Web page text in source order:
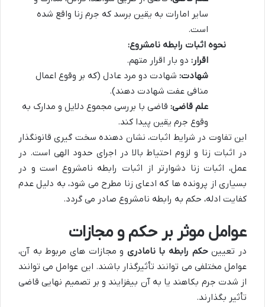
سایر امارات به یقین برسد که جرم زنا واقع شده
است.
نحوه اثبات رابطه نامشروع:
اقرار: دو بار اقرار متهم.
شهادت: شهادت دو مرد عادل (که بر وقوع اعمال
منافی عفت شهادت دهند).
علم قاضی: قاضی با بررسی مجموع دلایل و مدارک به
وقوع جرم یقین پیدا کند.
این تفاوت در شرایط اثبات، نشان دهنده سخت گیری قانونگذار
در اثبات زنا و لزوم احتیاط بالا در اجرای حدود الهی است. در
عمل، اثبات زنا دشوارتر از اثبات رابطه نامشروع است و در
بسیاری از پرونده ها که ادعای زنا مطرح می شود، به دلیل عدم
کفایت ادله، حکم به رابطه نامشروع صادر می گردد.
عوامل موثر بر حکم و مجازات
در تعیینحکم رابطه با نامادری و مجازات های مربوط به آن،
عوامل مختلفی می توانند تأثیرگذار باشند. این عوامل می توانند
از شدت جرم بکاهند یا به آن بیفزایند و بر تصمیم نهایی قاضی
تأثیر بگذارند.